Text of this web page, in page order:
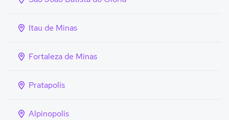
Itau de Minas
Fortaleza de Minas
Pratapolis
Alpinopolis